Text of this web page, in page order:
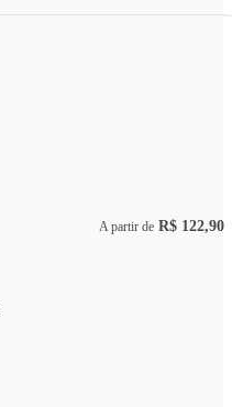
A partir de R$ 122,90